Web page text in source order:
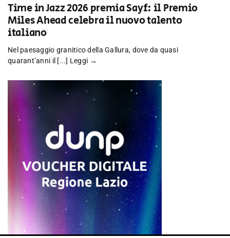
Time in Jazz 2026 premia Sayf: il Premio
Miles Ahead celebra il nuovo talento
italiano
Nel paesaggio granitico della Gallura, dove da quasi
quarant’anni il [...] Leggi →